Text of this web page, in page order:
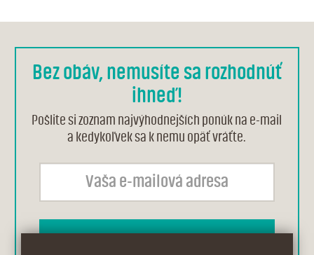
Bez obáv, nemusíte sa rozhodnúť
ihneď!
Pošlite si zoznam najvýhodnejších ponúk na e-mail
a kedykoľvek sa k nemu opäť vráťte.